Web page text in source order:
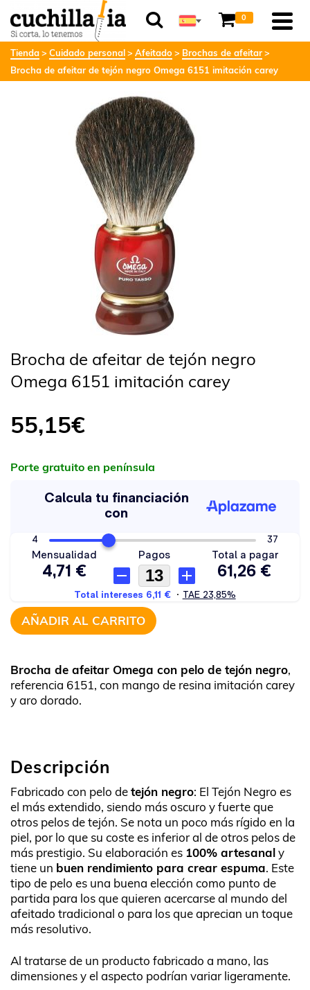
0
Tienda Cuidado personal Afeitado
Brochas de afeitar
Brocha de afeitar de tejón negro Omega 6151 imitación carey
Brocha de afeitar de tejón negro
Omega 6151 imitación carey
55,15€
Porte gratuito en península
AÑADIR AL CARRITO
Brocha de afeitar Omega con pelo de tejón negro,
referencia 6151, con mango de resina imitación carey
y aro dorado.
Descripción
Fabricado con pelo detejón negro: El Tejón Negro es
el más extendido, siendo más oscuro y fuerte que
otros pelos de tejón. Se nota un poco más rígido en la
piel, por lo que su coste es inferior al de otros pelos de
más prestigio. Su elaboración es 100% artesanaly
tiene un buen rendimiento para crear espuma. Este
tipo de pelo es una buena elección como punto de
partida para los que quieren acercarse al mundo del
afeitado tradicional o para los que aprecian un toque
más resolutivo.
Al tratarse de un producto fabricado a mano, las
dimensiones y el aspecto podrían variar ligeramente.